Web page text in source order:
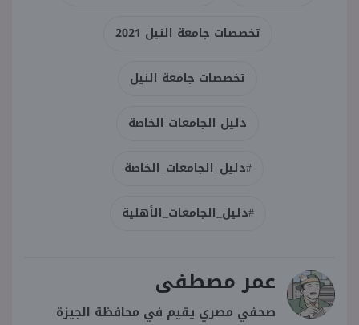
تخصصات جامعة النيل 2021
تخصصات جامعة النيل
دليل الجامعات الخاصة
#دليل_الجامعات_الخاصة
#دليل_الجامعات_الأهلية
عمر مصطفى
صحفي مصري يقيم في محافظة الجيزة